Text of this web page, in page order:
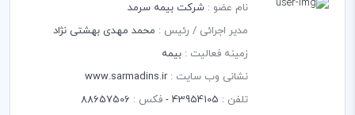
نام عضو : شرکت بیمه سرمد
مدیر اجرائی / رئیس : محمد مهدی بهشتی نژاد
زمینه فعالیت : بیمه
نشانی وب سایت :www.sarmadins.ir
تلفن : 43954105 - فکس : 88657506